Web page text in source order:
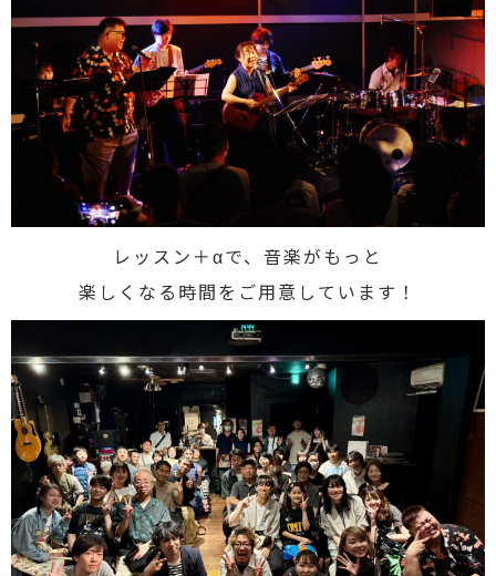
レッスン＋αで、音楽がもっと
楽しくなる時間をご用意しています！